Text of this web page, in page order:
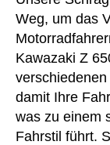
Weg, um das
Kawazaki Z
damit Ihre
was zu einem
Fahrstil führt.